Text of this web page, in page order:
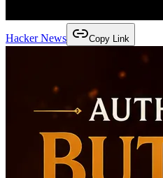
Hacker News Copy Link